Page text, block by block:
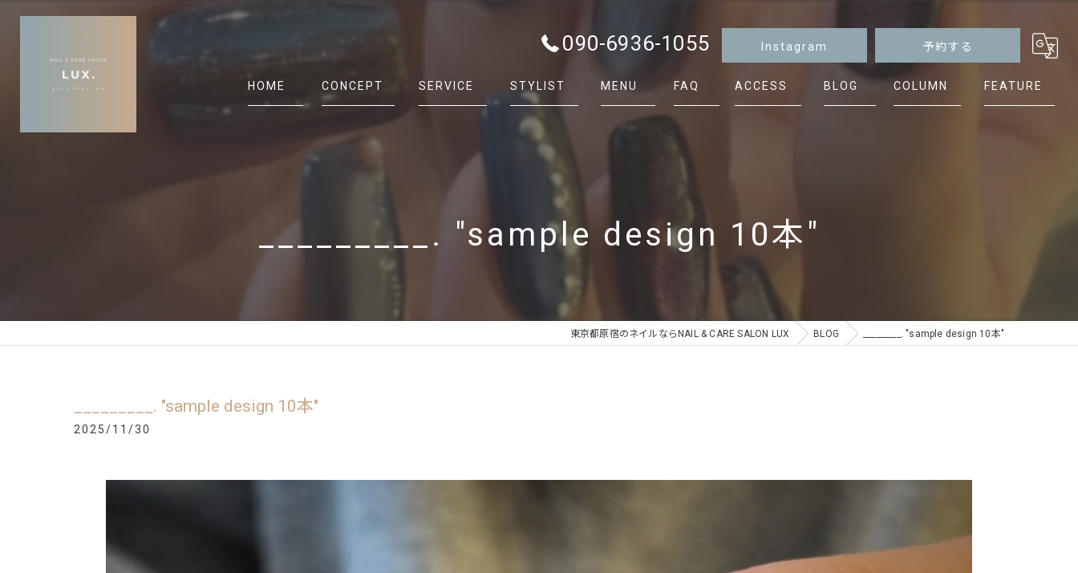
090-6936-1055 Instagram 予約する
HOME CONCEPT SERVICE STYLIST MENU FAQ ACCESS BLOG COLUMN FEATURE
_________. "sample design 10本"
東京都原宿のネイルならNAIL & CARE SALON LUX BLOG _________. "sample design 10本"
_________. "sample design 10本"
2025/11/30